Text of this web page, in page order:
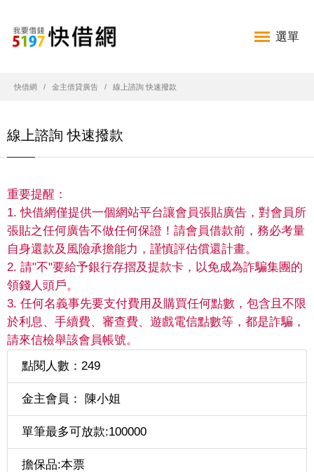
選單
快借網 金主借貸廣告 線上諮詢 快速撥款
線上諮詢 快速撥款
重要提醒：
1. 快借網僅提供一個網站平台讓會員張貼廣告，對會員所
張貼之任何廣告不做任何保證！請會員借款前，務必考量
自身還款及風險承擔能力，謹慎評估償還計畫。
2. 請"不"要給予銀行存摺及提款卡，以免成為詐騙集團的
領錢人頭戶。
3. 任何名義事先要支付費用及購買任何點數，包含且不限
於利息、手續費、審查費、遊戲電信點數等，都是詐騙，
請來信檢舉該會員帳號。
點閱人數：249
金主會員： 陳小姐
單筆最多可放款:100000
擔保品:本票